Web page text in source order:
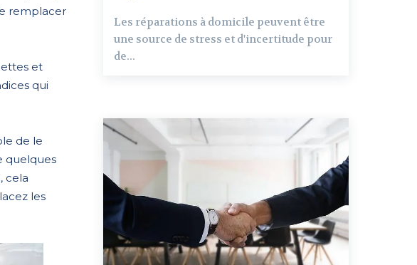
remplacer
et
qui
de le
quelques
cela
les
Les réparations à domicile peuvent être
une source de stress et d'incertitude pour
de...